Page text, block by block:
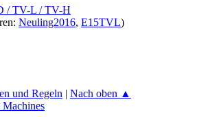
/ TV-L / TV-H
Neuling2016, E15TVL)
und Regeln | Nach oben ▲
Machines